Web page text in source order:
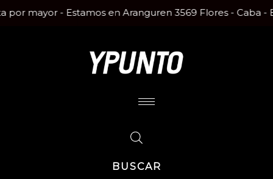
por mayor - Estamos en Aranguren 3569 Flores - Caba -
BUSCAR